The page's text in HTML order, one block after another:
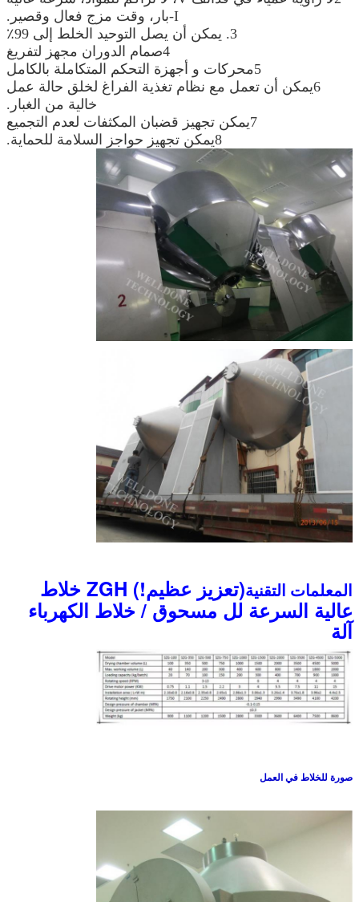
I-بار، وقت مزج فعال وقصير.
3. يمكن أن يصل التوحيد الخلط إلى 99٪
4صمام الدوران مجهز لتفريغ
5محركات و أجهزة التحكم المتكاملة بالكامل
6يمكن أن تعمل مع نظام تغذية الفراغ لخلق حالة عمل
خالية من الغبار.
7يمكن تجهيز قضبان المكثفات لعدم التجميع
8يمكن تجهيز حواجز السلامة للحماية.
المعلمات التقنية (تعزيز عظيم!) ZGH خلاط
عالية السرعة لل مسحوق / خلاط الكهرباء
آلة
صورة للخلاط في العمل